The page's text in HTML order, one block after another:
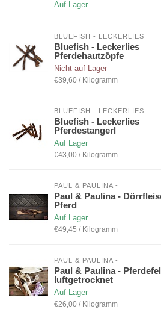
Auf Lager
BLUEFISH - LECKERLIES
Bluefish - Leckerlies
Pferdehautzöpfe
Nicht auf Lager
€39,60 / Kilogramm
BLUEFISH - LECKERLIES
Bluefish - Leckerlies
Pferdestangerl
Auf Lager
€43,00 / Kilogramm
PAUL & PAULINA -
Paul & Paulina -
Pferd
Auf Lager
€49,45 / Kilogramm
PAUL & PAULINA -
Paul & Paulina -
luftgetrocknet
Auf Lager
€26,00 / Kilogramm